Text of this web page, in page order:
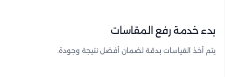
بدء خدمة رفع المقاسات
يتم أخذ القياسات بدقة لضمان أفضل نتيجة وجودة.